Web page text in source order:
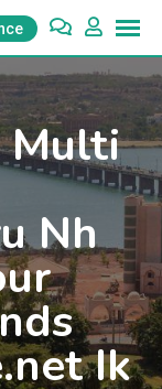
Multi
Nh
Ik